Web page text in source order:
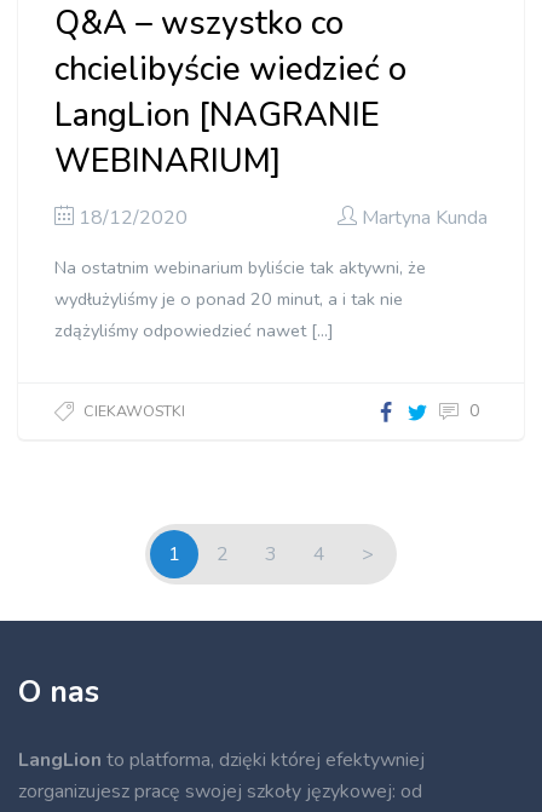
Q&A – wszystko co
chcielibyście wiedzieć o
LangLion [NAGRANIE
WEBINARIUM]
18/12/2020 Martyna Kunda
Na ostatnim webinarium byliście tak aktywni, że
wydłużyliśmy je o ponad 20 minut, a i tak nie
zdążyliśmy odpowiedzieć nawet […]
CIEKAWOSTKI 0
1 2 3 4 >
O nas
LangLion to platforma, dzięki której efektywniej
zorganizujesz pracę swojej szkoły językowej: od